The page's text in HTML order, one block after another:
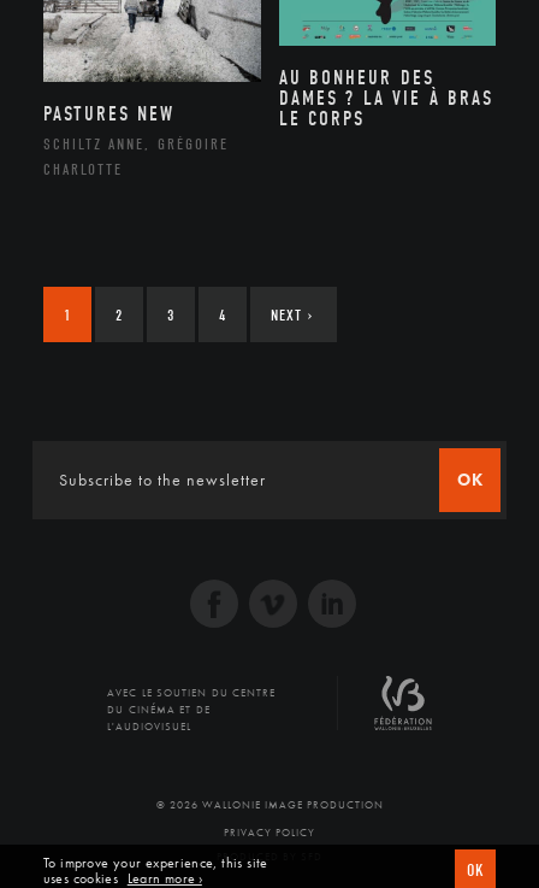
PASTURES NEW
SCHILTZ ANNE, GRÉGOIRE
CHARLOTTE
AU BONHEUR DES
DAMES ? LA VIE À BRAS
LE CORPS
1 2 3 4 NEXT ›
OK
AVEC LE SOUTIEN DU CENTRE
DU CINÉMA ET DE
L'AUDIOVISUEL
© 2026 WALLONIE IMAGE PRODUCTION
PRIVACY POLICY
PRODUCED BY SFD
To improve your experience, this site
uses cookies Learn more › OK